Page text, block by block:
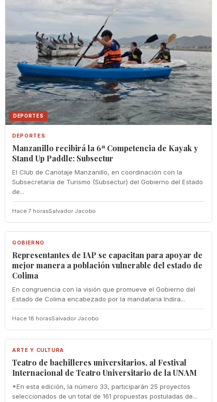
DEPORTES
DEPORTES
Manzanillo recibirá la 6ª Competencia de Kayak y
Stand Up Paddle: Subsectur
El Club de Canotaje Manzanillo, en coordinación con la
Subsecretaría de Turismo (Subsectur) del Gobierno del Estado
de...
Hace 7 horasSalvador Jacobo
GOBIERNO
GOBIERNO
Representantes de IAP se capacitan para apoyar de
mejor manera a población vulnerable del estado de
Colima
En congruencia con la visión que promueve el Gobierno del
Estado de Colima encabezado por la mandataria Indira...
Hace 18 horasSalvador Jacobo
ARTE Y CULTURA
ARTE Y CULTURA
Teatro de bachilleres universitarios, al Festival
Internacional de Teatro Universitario de la UNAM
*En esta edición, la número 33, participarán 25 proyectos
seleccionados de un total de 161 propuestas postuladas de...